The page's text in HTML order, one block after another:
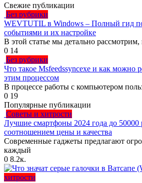
Свежие публикации
Без рубрики
WEVTUTIL в Windows – Полный гид
событиями и их настройке
В этой статье мы детально
0 14
Без рубрики
Что такое Msfeedssyncexe и как можно
этим процессом
В процессе работы с компьютером
0 19
Популярные публикации
Советы и хитрости
Лучшие смартфоны 2024 года до 50000
соотношением цены и качества
Современные гаджеты предлагают
каждый
0 8.2к.
хитрости